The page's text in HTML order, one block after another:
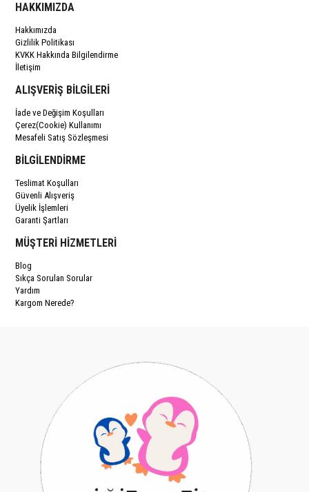
HAKKIMIZDA
Hakkımızda
Gizlilik Politikası
KVKK Hakkında Bilgilendirme
İletişim
ALIŞVERİŞ BİLGİLERİ
İade ve Değişim Koşulları
Çerez(Cookie) Kullanımı
Mesafeli Satış Sözleşmesi
BİLGİLENDİRME
Teslimat Koşulları
Güvenli Alışveriş
Üyelik İşlemleri
Garanti Şartları
MÜŞTERİ HİZMETLERİ
Blog
Sıkça Sorulan Sorular
Yardım
Kargom Nerede?